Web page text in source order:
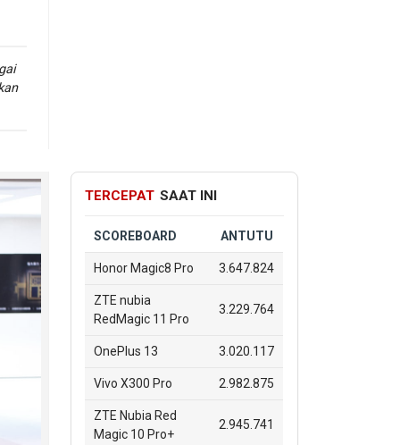
TERCEPAT SAAT INI
SCOREBOARD ANTUTU
Honor Magic8 Pro 3.647.824
ZTE nubia
RedMagic 11 Pro
3.229.764
OnePlus 13 3.020.117
Vivo X300 Pro 2.982.875
ZTE Nubia Red
Magic 10 Pro+
2.945.741